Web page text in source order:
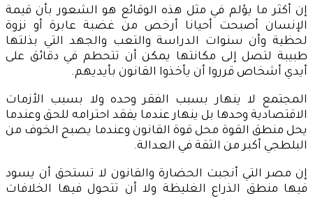
إن أكثر ما يؤلم في مثل هذه الوقائع هو الشعور بأن قيمة
الإنسان أصبحت أحيانا أرخص من غضبة عابرة أو نزوة
لحظية وأن سنوات الدراسة والتعب والجهد التي بذلتها
طبيبة لتصل إلى مكانتها يمكن أن تتحطم في دقائق على
أيدي أشخاص قرروا أن يأخذوا القانون بأيديهم.
المجتمع لا ينهار بسبب الفقر وحده ولا بسبب الأزمات
الاقتصادية وحدها بل ينهار عندما يفقد احترامه للحق وعندما
يحل منطق القوة محل قوة القانون وعندما يصبح الخوف من
البلطجي أكبر من الثقة في العدالة.
إن مصر التي أنجبت الحضارة والقانون لا تستحق أن يسود
فيها منطق الذراع الغليظة ولا أن تتحول فيها الخلافات